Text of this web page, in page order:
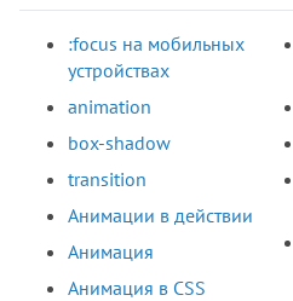
:focus на мобильных
устройствах
animation
box-shadow
transition
Анимации в действии
Анимация
Анимация в CSS